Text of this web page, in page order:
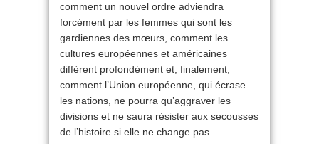
comment un nouvel ordre adviendra
forcément par les femmes qui sont les
gardiennes des mœurs, comment les
cultures européennes et américaines
diffèrent profondément et, finalement,
comment l’Union européenne, qui écrase
les nations, ne pourra qu’aggraver les
divisions et ne saura résister aux secousses
de l’histoire si elle ne change pas